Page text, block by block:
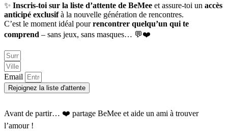
✨ Inscris-toi sur la liste d’attente de BeMee et assure-toi un accès
anticipé exclusifà la nouvelle génération de rencontres.
C’est le moment idéal pourrencontrer quelqu’un qui te
comprend – sans jeux, sans masques… 💬❤️
Email
Rejoignez la liste d'attente
Avant de partir… ❤️ partage BeMee et aide un ami à trouver
l’amour !